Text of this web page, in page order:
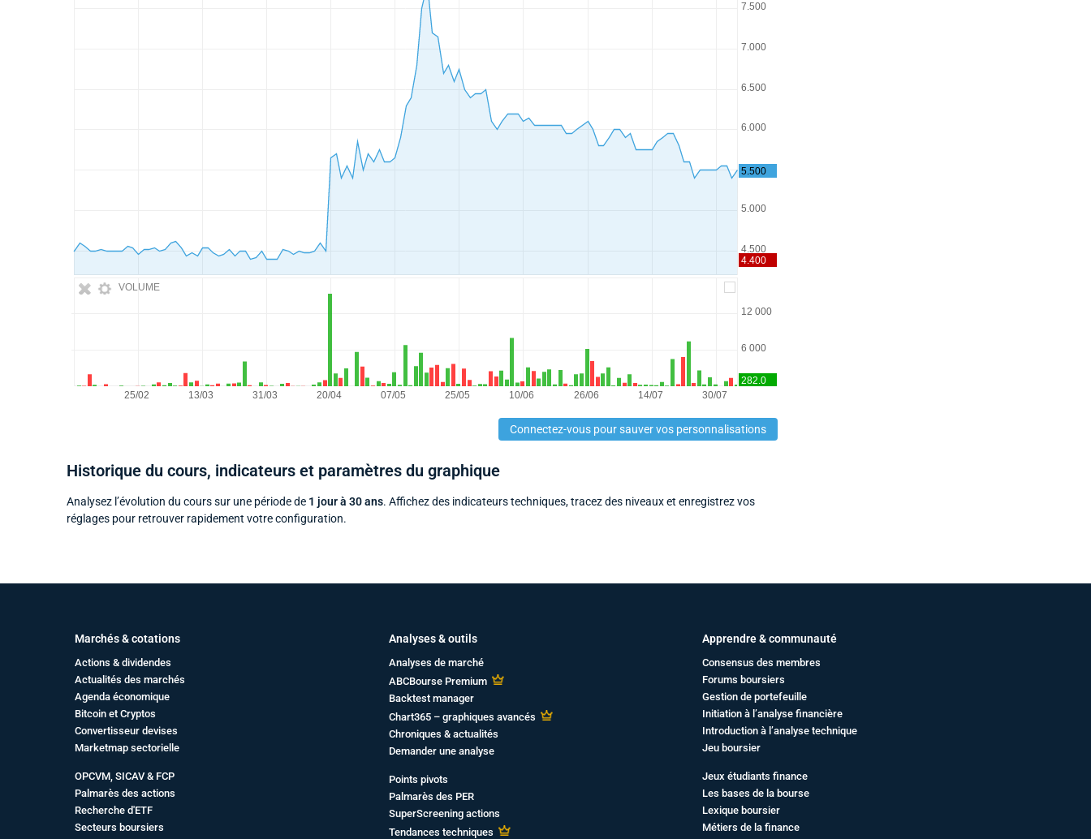
VOLUME
Connectez-vous pour sauver vos personnalisations
Historique du cours, indicateurs et paramètres du graphique
Analysez l’évolution du cours sur une période de 1 jour à 30 ans. Affichez des indicateurs techniques, tracez des niveaux et enregistrez vos
réglages pour retrouver rapidement votre configuration.
Marchés & cotations
Actions & dividendes
Actualités des marchés
Agenda économique
Bitcoin et Cryptos
Convertisseur devises
Marketmap sectorielle
OPCVM, SICAV & FCP
Palmarès des actions
Recherche d'ETF
Secteurs boursiers
Analyses & outils
Analyses de marché
ABCBourse Premium
Backtest manager
Chart365 – graphiques avancés
Chroniques & actualités
Demander une analyse
Points pivots
Palmarès des PER
SuperScreening actions
Tendances techniques
Apprendre & communauté
Consensus des membres
Forums boursiers
Gestion de portefeuille
Initiation à l’analyse financière
Introduction à l’analyse technique
Jeu boursier
Jeux étudiants finance
Les bases de la bourse
Lexique boursier
Métiers de la finance